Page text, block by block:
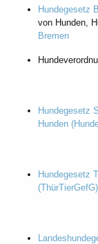
Hundegesetz
von Hunden,
Bremen
Hundegesetz
Hunden
Hundegesetz
(ThürTierGefG)